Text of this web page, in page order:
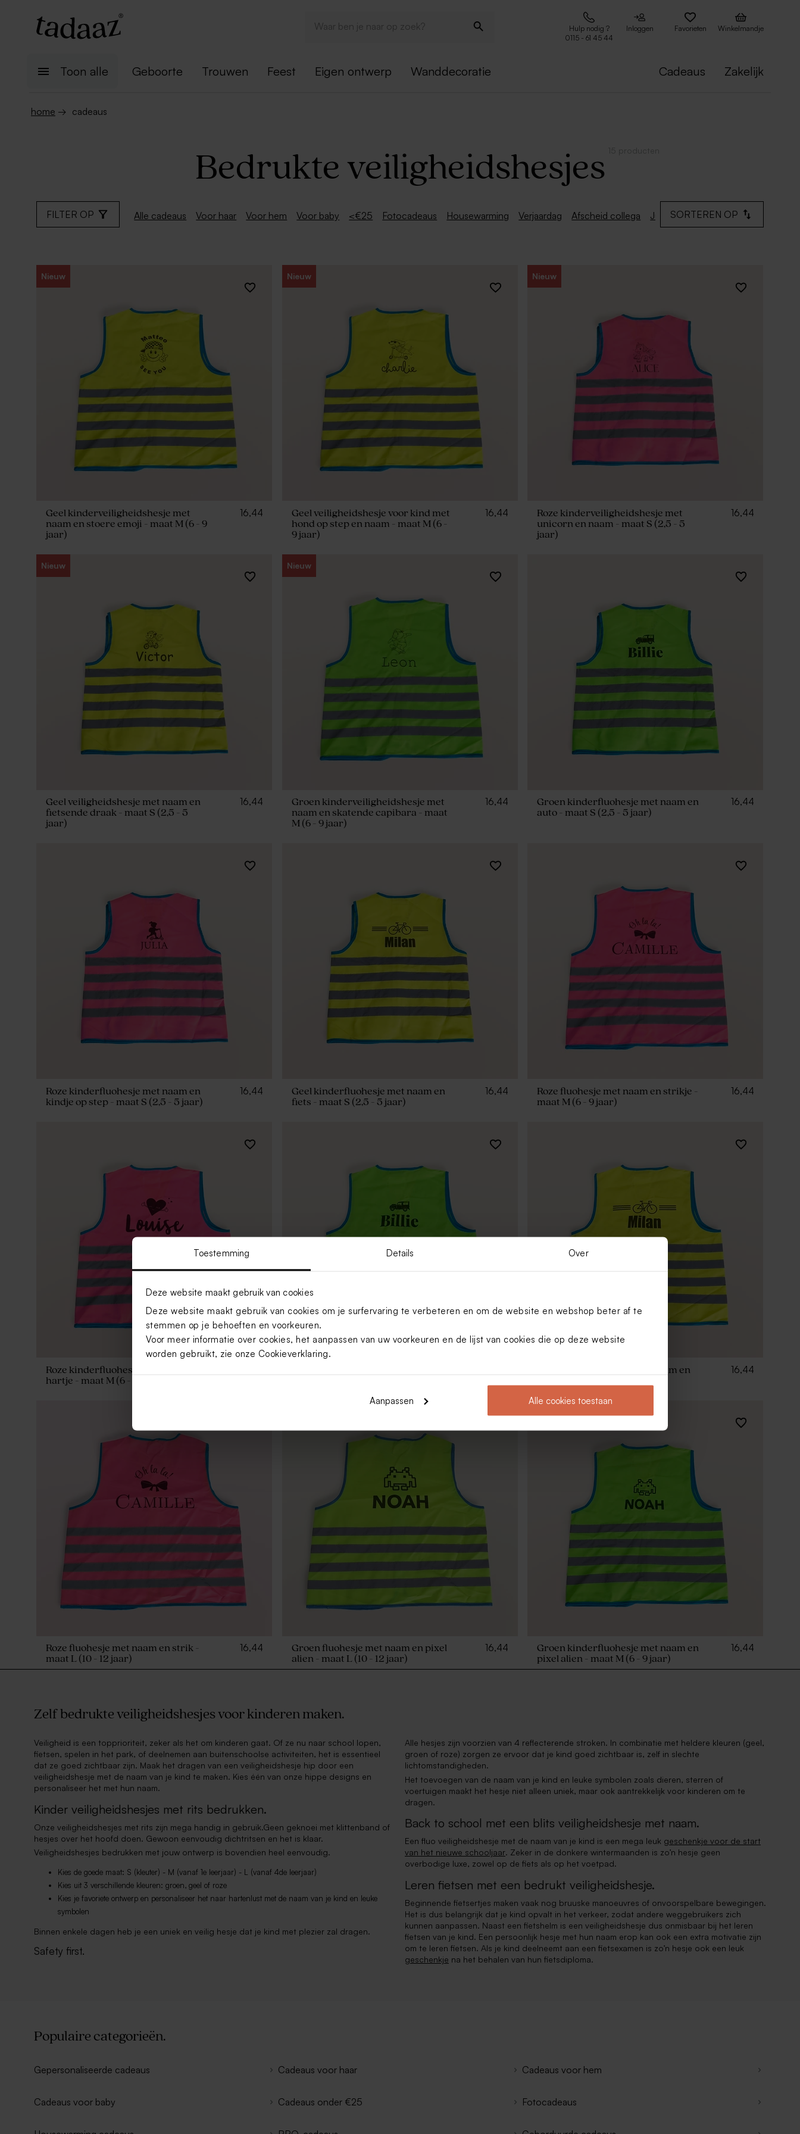
Toestemming Details Over
Deze website maakt gebruik van cookies
Deze website maakt gebruik van cookies om je surfervaring te verbeteren en om de website en webshop beter af te
stemmen op je behoeften en voorkeuren.
Voor meer informatie over cookies, het aanpassen van uw voorkeuren en de lijst van cookies die op deze website
worden gebruikt, zie onze Cookieverklaring.
Aanpassen Alle cookies toestaan
Hulp nodig ?
0115 - 61 45 44
Inloggen Favorieten Winkelmandje
Toon alle Geboorte Trouwen Feest Eigen ontwerp Wanddecoratie Cadeaus Zakelijk
home → cadeaus
Bedrukte veiligheidshesjes
FILTER OP Alle cadeaus Voor haar Voor hem Voor baby <€25 Fotocadeaus Housewarming Verjaardag Afscheid collega JubileumSORTEREN OP
Nieuw
Geel kinderveiligheidshesje met
naam en stoere emoji - maat M (6 - 9
jaar)
16,44
Nieuw
Geel veiligheidshesje voor kind met
hond op step en naam - maat M (6 -
9 jaar)
16,44
Nieuw
Roze kinderveiligheidshesje met
unicorn en naam - maat S (2,5 - 5
jaar)
16,44
Nieuw
Geel veiligheidshesje met naam en
fietsende draak - maat S (2,5 - 5
jaar)
16,44
Nieuw
Groen kinderveiligheidshesje met
naam en skatende capibara - maat
M (6 - 9 jaar)
16,44
Groen kinderfluohesje met naam en
auto - maat S (2,5 - 5 jaar)
16,44
Roze kinderfluohesje met naam en
kindje op step - maat S (2,5 - 5 jaar)
16,44
Geel kinderfluohesje met naam en
fiets - maat S (2,5 - 5 jaar)
16,44
Roze fluohesje met naam en strikje -
maat M (6 - 9 jaar)
16,44
Roze kinderfluohesje met naam en
hartje - maat M (6 - 9 jaar)
Geel kinderfluohesje met naam en
16,44
Roze fluohesje met naam en strik -
maat L (10 - 12 jaar)
16,44
Groen fluohesje met naam en pixel
alien - maat L (10 - 12 jaar)
16,44
Groen kinderfluohesje met naam en
pixel alien - maat M (6 - 9 jaar)
16,44
Zelf bedrukte veiligheidshesjes voor kinderen maken.
Veiligheid is een topprioriteit, zeker als het om kinderen gaat. Of ze nu naar school lopen,
fietsen, spelen in het park, of deelnemen aan buitenschoolse activiteiten, het is essentieel
dat ze goed zichtbaar zijn. Maak het dragen van een veiligheidshesje hip door een
veiligheidshesje met de naam van je kind te maken. Kies één van onze hippe designs en
personaliseer het met hun naam.
Kinder veiligheidshesjes met rits bedrukken.
Onze veiligheidshesjes met rits zijn mega handig in gebruik.Geen geknoei met klittenband of
hesjes over het hoofd doen. Gewoon eenvoudig dichtritsen en het is klaar.
Veiligheidshesjes bedrukken met jouw ontwerp is bovendien heel eenvoudig.
Kies de goede maat: S (kleuter) - M (vanaf 1e leerjaar) - L (vanaf 4de leerjaar)
Kies uit 3 verschillende kleuren: groen, geel of roze
Kies je favoriete ontwerp en personaliseer het naar hartenlust met de naam van je kind en leuke
symbolen
Binnen enkele dagen heb je een uniek en veilig hesje dat je kind met plezier zal dragen.
Safety first.
Alle hesjes zijn voorzien van 4 reflecterende stroken. In combinatie met heldere kleuren (geel,
groen of roze) zorgen ze ervoor dat je kind goed zichtbaar is, zelf in slechte
lichtomstandigheden.
Het toevoegen van de naam van je kind en leuke symbolen zoals dieren, sterren of
voertuigen maakt het hesje niet alleen uniek, maar ook aantrekkelijk voor kinderen om te
dragen.
Back to school met een blits veiligheidshesje met naam.
Een fluo veiligheidshesje met de naam van je kind is een mega leuk geschenkje voor de start
van het nieuwe schooljaar. Zeker in de donkere wintermaanden is zo’n hesje geen
overbodige luxe, zowel op de fiets als op het voetpad.
Leren fietsen met een bedrukt veiligheidshesje.
Beginnende fietsertjes maken vaak nog bruuske manoeuvres of onvoorspelbare bewegingen.
Het is dus belangrijk dat je kind opvalt in het verkeer, zodat andere weggebruikers zich
kunnen aanpassen. Naast een fietshelm is een veiligheidshesje dus onmisbaar bij het leren
fietsen van je kind. Een persoonlijk hesje met hun naam erop kan ook een extra motivatie zijn
om te leren fietsen. Als je kind deelneemt aan een fietsexamen is zo’n hesje ook een leuk
geschenkje na het behalen van hun fietsdiploma.
Populaire categorieën.
Gepersonaliseerde cadeaus Cadeaus voor haar Cadeaus voor hem
Cadeaus voor baby Cadeaus onder €25 Fotocadeaus